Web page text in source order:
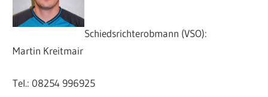
Schiedsrichterobmann (VSO):
Martin Kreitmair
Tel.: 08254 996925